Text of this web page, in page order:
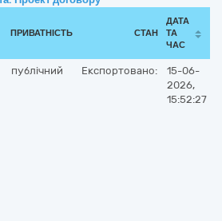
ПРИВАТНІСТЬ СТАН
ДАТА
ТА
ЧАС
публічний Експортовано:
15-06-
2026,
15:52:27